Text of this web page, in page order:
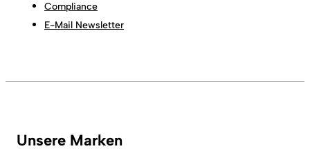
Compliance
E-Mail Newsletter
Unsere Marken